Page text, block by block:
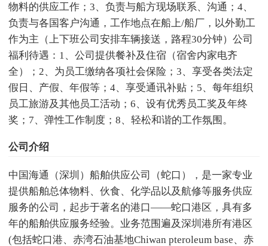
物料的供应工作；3、负责与船方现场联系、沟通；4、
负责与各国客户沟通，工作地点在船上/船厂，以外勤工
作为主（上下班公司安排车辆接送，路程30分钟）公司
福利待遇：1、公司提供餐补及住宿（宿舍内家电齐
全）；2、为员工缴纳各项社会保险；3、享受各类法定
假日、产假、年假等；4、享受通讯补贴；5、每年组织
员工旅游及其他员工活动；6、设有优秀员工奖及年终
奖；7、弹性工作制度；8、轻松和谐的工作氛围。
公司介绍
中国海通（深圳）船舶供应公司（蛇口），是一家专业
提供船舶总体物料、伙食、化学品以及航修等服务供应
服务的公司，起步于著名的港口——蛇口港区，具有多
年的船舶供应服务经验。业务范围遍及深圳港所有港区
(包括蛇口港、赤湾石油基地Chiwan pteroleum base、赤